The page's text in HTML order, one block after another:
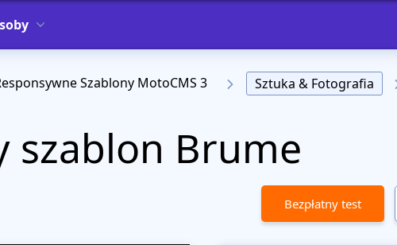
Szablony MotoCMS 3 Sztuka & Fotografia
szablon Brume
Bezpłatny test